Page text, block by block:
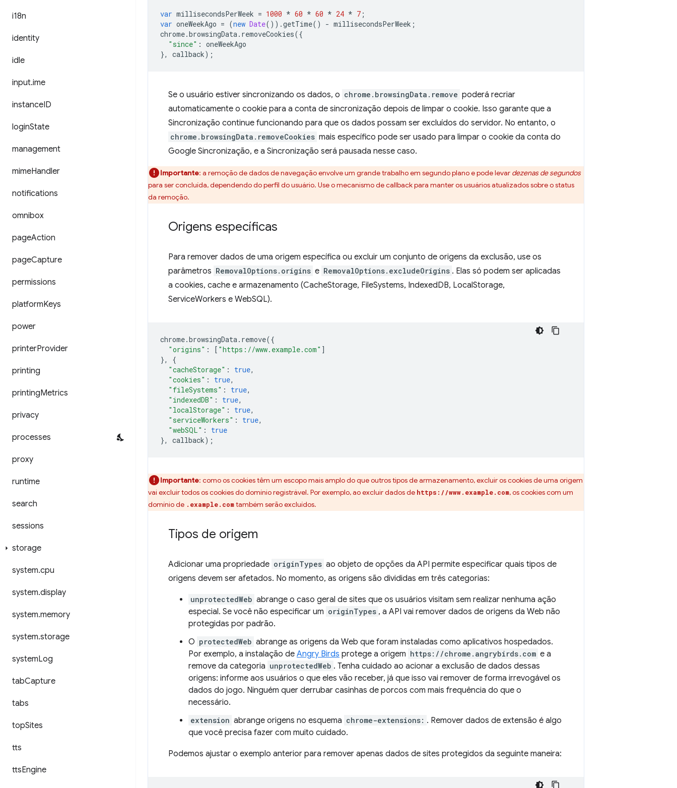
i18n
identity
idle
input.ime
instanceID
loginState
management
mimeHandler
notifications
omnibox
pageAction
pageCapture
permissions
platformKeys
power
printerProvider
printing
printingMetrics
privacy
processes
proxy
runtime
search
sessions
storage
system.cpu
system.display
system.memory
system.storage
systemLog
tabCapture
tabs
topSites
tts
ttsEngine
var millisecondsPerWeek = 1000 * 60 * 60 * 24 * 7 ;
var oneWeekAgo = (new Date()).getTime() - millisecondsPerWeek ;
chrome.browsingData. removeCookies({
"since" : oneWeekAgo
},
callback);
Se o usuário estiver sincronizando os dados, o chrome.browsingData.remove poderá recriar
automaticamente o cookie para a conta de sincronização depois de limpar o cookie. Isso garante que a
Sincronização continue funcionando para que os dados possam ser excluídos do servidor. No entanto, o
chrome.browsingData.removeCookies mais específico pode ser usado para limpar o cookie da conta do
Google Sincronização, e a Sincronização será pausada nesse caso.
Importante: a remoção de dados de navegação envolve um grande trabalho em segundo plano e pode levar dezenas de segundos
para ser concluída, dependendo do perfil do usuário. Use o mecanismo de callback para manter os usuários atualizados sobre o status
da remoção.
Origens específicas
Para remover dados de uma origem específica ou excluir um conjunto de origens da exclusão, use os
parâmetros RemovalOptions.origins e RemovalOptions.excludeOrigins . Elas só podem ser aplicadas
a cookies, cache e armazenamento (CacheStorage, FileSystems, IndexedDB, LocalStorage,
ServiceWorkers e WebSQL).
chrome.browsingData. remove({
"origins" : [ "https://www.example.com" ]
},
{
"cacheStorage" : true,
"cookies" : true,
"fileSystems" : true,
"indexedDB" : true,
"localStorage" : true,
"serviceWorkers" : true,
"webSQL" :
true
},
callback);
Importante: como os cookies têm um escopo mais amplo do que outros tipos de armazenamento, excluir os cookies de uma origem
vai excluir todos os cookies do domínio registrável. Por exemplo, ao excluir dados de https://www.example.com, os cookies com um
domínio de .example.comtambém serão excluídos.
Tipos de origem
Adicionar uma propriedade originTypes ao objeto de opções da API permite especificar quais tipos de
origens devem ser afetados. No momento, as origens são divididas em três categorias:
unprotectedWeb abrange o caso geral de sites que os usuários visitam sem realizar nenhuma ação
especial. Se você não especificar um originTypes , a API vai remover dados de origens da Web não
protegidas por padrão.
O protectedWeb abrange as origens da Web que foram instaladas como aplicativos hospedados.
Por exemplo, a instalação de Angry Birds protege a origem https://chrome.angrybirds.com e a
remove da categoria unprotectedWeb . Tenha cuidado ao acionar a exclusão de dados dessas
origens: informe aos usuários o que eles vão receber, já que isso vai remover de forma irrevogável os
dados do jogo. Ninguém quer derrubar casinhas de porcos com mais frequência do que o
necessário.
extension abrange origens no esquema chrome-extensions: . Remover dados de extensão é algo
que você precisa fazer com muito cuidado.
Podemos ajustar o exemplo anterior para remover apenas dados de sites protegidos da seguinte maneira: